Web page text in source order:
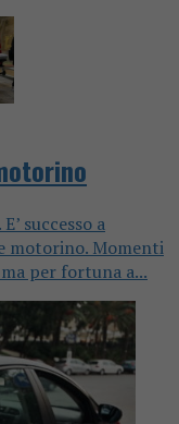
successo a
motorino. Momenti
per fortuna a...